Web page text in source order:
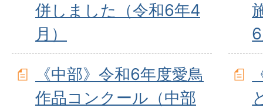
併しました（令和6年4
月）
《中部》令和6年度愛鳥
作品コンクール（中部